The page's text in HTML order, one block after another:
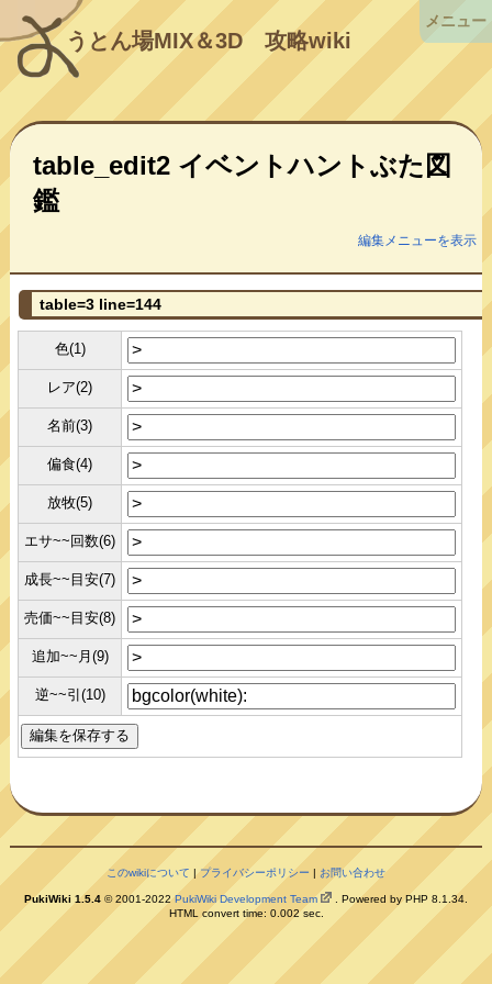
うとん場MIX＆3D攻略wiki
table_edit2 イベントハントぶた図
鑑
編集メニューを表示
table=3 line=144
色(1)
レア(2)
名前(3)
偏食(4)
放牧(5)
エサ~~回数(6)
成長~~目安(7)
売価~~目安(8)
追加~~月(9)
逆~~引(10)
このwikiについて |プライバシーポリシー | お問い合わせ
PukiWiki 1.5.4 © 2001-2022PukiWiki Development Team
. Powered by PHP 8.1.34.
HTML convert time: 0.002 sec.
メニュー